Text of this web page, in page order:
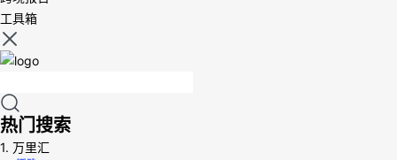
工具箱
热门搜索
1. 万里汇